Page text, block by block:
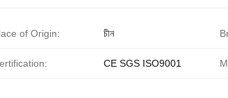
of Origin: চীন
CE SGS ISO9001